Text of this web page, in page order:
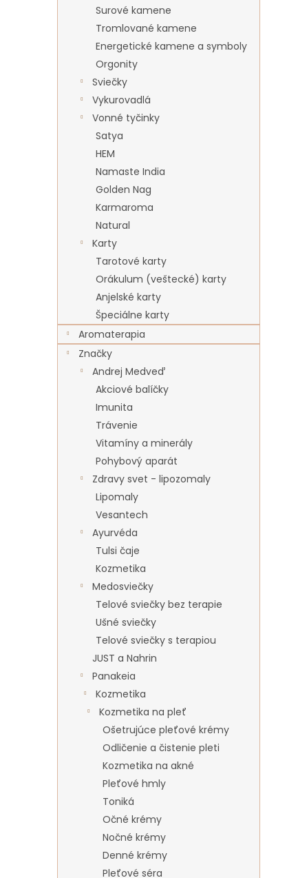
Surové kamene
Tromlované kamene
Energetické kamene a symboly
Orgonity
Sviečky
Vykurovadlá
Vonné tyčinky
Satya
HEM
Namaste India
Golden Nag
Karmaroma
Natural
Karty
Tarotové karty
Orákulum (veštecké) karty
Anjelské karty
Špeciálne karty
Aromaterapia
Značky
Andrej Medveď
Akciové balíčky
Imunita
Trávenie
Vitamíny a minerály
Pohybový aparát
Zdravy svet - lipozomaly
Lipomaly
Vesantech
Ayurvéda
Tulsi čaje
Kozmetika
Medosviečky
Telové sviečky bez terapie
Ušné sviečky
Telové sviečky s terapiou
JUST a Nahrin
Panakeia
Kozmetika
Kozmetika na pleť
Ošetrujúce pleťové krémy
Odličenie a čistenie pleti
Kozmetika na akné
Pleťové hmly
Toniká
Očné krémy
Nočné krémy
Denné krémy
Pleťové séra